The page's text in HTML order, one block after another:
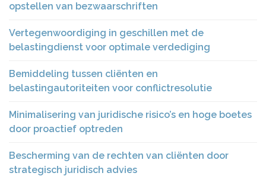
opstellen van bezwaarschriften
Vertegenwoordiging in geschillen met de
belastingdienst voor optimale verdediging
Bemiddeling tussen cliënten en
belastingautoriteiten voor conflictresolutie
Minimalisering van juridische risico’s en hoge boetes
door proactief optreden
Bescherming van de rechten van cliënten door
strategisch juridisch advies